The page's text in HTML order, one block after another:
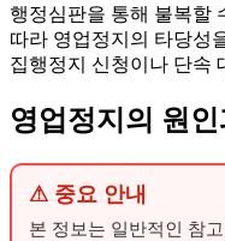
행정심판을 통해 불복할
따라 영업정지의 타당성
집행정지 신청이나 단속
영업정지의 원인
⚠ 중요 안내
본 정보는 일반적인 참